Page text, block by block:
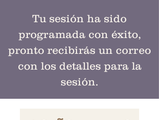
Tu sesión ha sido
programada con éxito,
pronto recibirás un correo
con los detalles para la
sesión.